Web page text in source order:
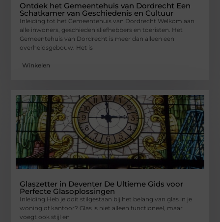
Ontdek het Gemeentehuis van Dordrecht Een
Schatkamer van Geschiedenis en Cultuur
Inleiding tot het Gemeentehuis van Dordrecht Welkom aan
alle inwoners, geschiedenisliefhebbers en toeristen. Het
Gemeentehuis van Dordrecht is meer dan alleen een
overheidsgebouw. Het is
Winkelen
Glaszetter in Deventer De Ultieme Gids voor
Perfecte Glasoplossingen
Inleiding Heb je ooit stilgestaan bij het belang van glas in je
woning of kantoor? Glas is niet alleen functioneel, maar
voegt ook stijl en